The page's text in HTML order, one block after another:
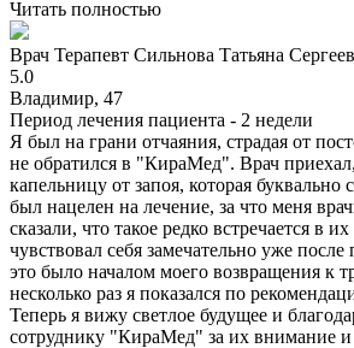
Читать полностью
Врач Терапевт Сильнова Татьяна
5.0
Владимир, 47
Период лечения пациента - 2 недели
Я был на грани отчаяния, страдая от
не обратился в "КираМед". Врач
капельницу от запоя, которая
был нацелен на лечение, за что меня
сказали, что такое редко встречается в
чувствовал себя замечательно уже
это было началом моего возвращения к
несколько раз я показался по
Теперь я вижу светлое будущее и
сотруднику "КираМед" за их внимание и